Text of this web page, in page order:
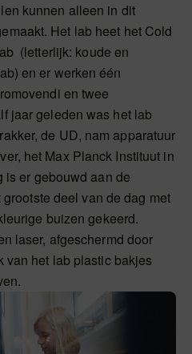
kunnen alleen in dit
Het lab heet het Cold
(letterlijk: koude en
en er werken één
en twee
jaar geleden was het lab
de UD, nam apparatuur
het Max Planck Instituut in
er gebouwd aan de
deel van de dag met
buizen gekeerd.
laser, afgeschermd door
het lab plastic bakjes